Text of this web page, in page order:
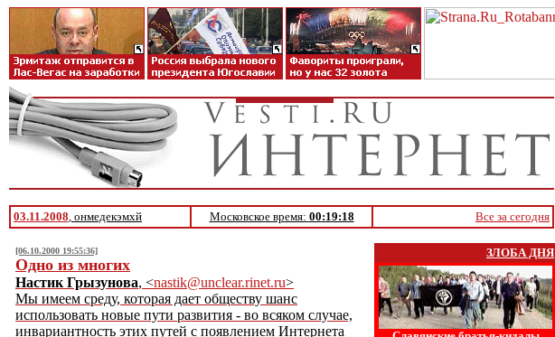
03.11.2008, онмедекэмхй Московское время: 00:19:18 Все за сегодня
[06.10.2000 19:55:36]
Одно из многих
Настик Грызунова, <nastik@unclear.rinet.ru>
Мы имеем среду, которая дает обществу шанс
использовать новые пути развития - во всяком случае,
инвариантность этих путей с появлением Интернета
ЗЛОБА ДНЯ